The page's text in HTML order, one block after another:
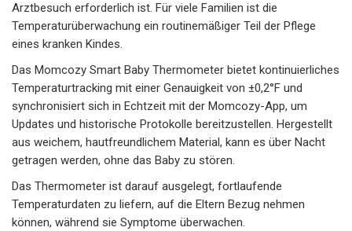
Arztbesuch erforderlich ist. Für viele Familien ist die
Temperaturüberwachung ein routinemäßiger Teil der Pflege
eines kranken Kindes.
Das Momcozy Smart Baby Thermometer bietet kontinuierliches
Temperaturtracking mit einer Genauigkeit von ±0,2°F und
synchronisiert sich in Echtzeit mit der Momcozy-App, um
Updates und historische Protokolle bereitzustellen. Hergestellt
aus weichem, hautfreundlichem Material, kann es über Nacht
getragen werden, ohne das Baby zu stören.
Das Thermometer ist darauf ausgelegt, fortlaufende
Temperaturdaten zu liefern, auf die Eltern Bezug nehmen
können, während sie Symptome überwachen.